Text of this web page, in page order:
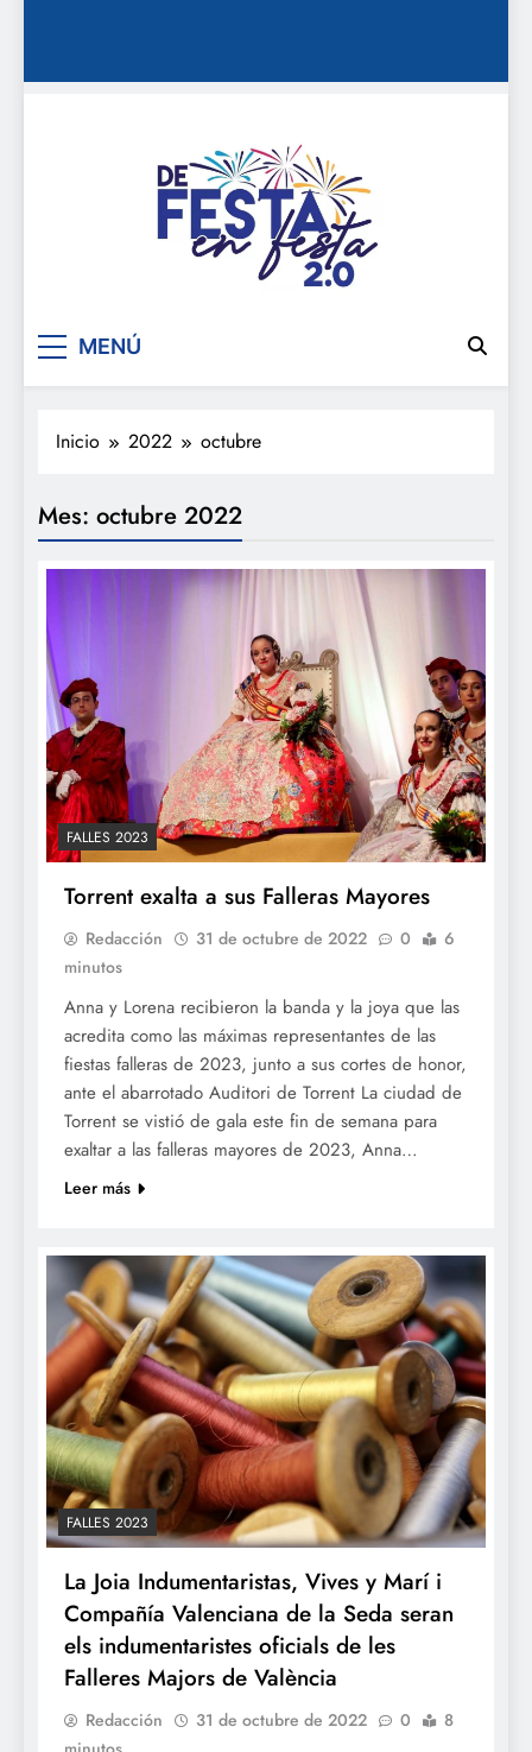
De festa en festa 2.0
MENÚ
Inicio 2022 octubre
Mes: octubre 2022
FALLES 2023
Torrent exalta a sus Falleras Mayores
Redacción 31 de octubre de 2022 0
6
minutos
Anna y Lorena recibieron la banda y la joya que las
acredita como las máximas representantes de las
fiestas falleras de 2023, junto a sus cortes de honor,
ante el abarrotado Auditori de Torrent La ciudad de
Torrent se vistió de gala este fin de semana para
exaltar a las falleras mayores de 2023, Anna…
Leer más
FALLES 2023
La Joia Indumentaristas, Vives y Marí i
Compañía Valenciana de la Seda seran
els indumentaristes oficials de les
Falleres Majors de València
Redacción 31 de octubre de 2022 0
8